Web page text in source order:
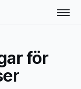
för